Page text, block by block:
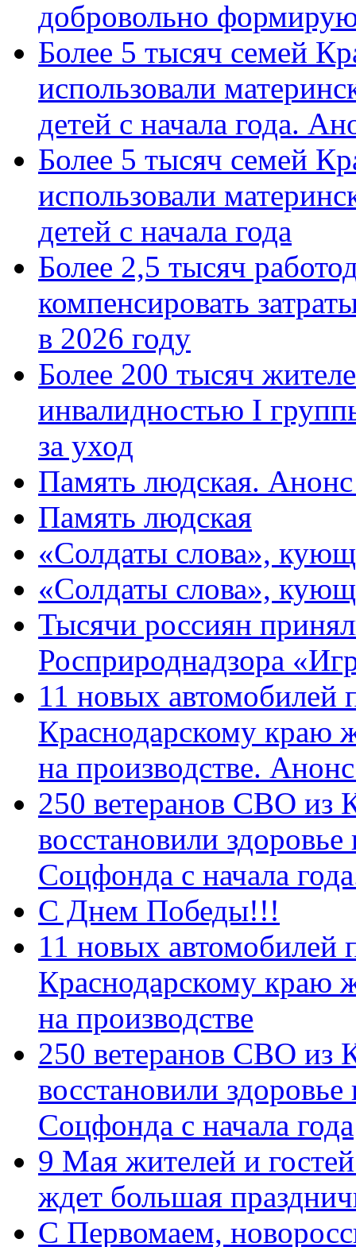
добровольно
Более 5 тысяч семей
использовали
детей с начала года.
Более 5 тысяч семей
использовали
детей с начала года
Более 2,5 тысяч
компенсировать
в 2026 году
Более 200 тысяч
инвалидностью I
за уход
Память людская.
Память людская
«Солдаты слова»,
«Солдаты слова»,
Тысячи россиян
Росприроднадзора
11 новых автомобилей
Краснодарскому краю
на производстве.
250 ветеранов СВО из
восстановили
Соцфонда с начала
С Днем Победы!!!
11 новых автомобилей
Краснодарскому краю
на производстве
250 ветеранов СВО из
восстановили
Соцфонда с начала года
9 Мая жителей и
ждет большая
C Первомаем,